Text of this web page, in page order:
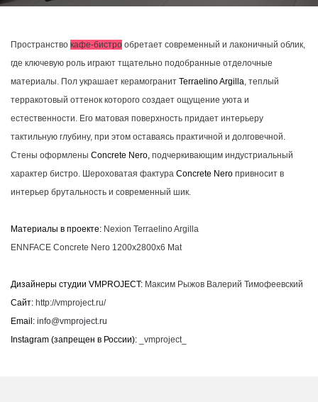
Пространство кафе-бистро обретает современный и лаконичный облик,
где ключевую роль играют тщательно подобранные отделочные
материалы. Пол украшает керамогранит Terraelino Argilla, теплый
терракотовый оттенок которого создает ощущение уюта и
естественности. Его матовая поверхность придает интерьеру
тактильную глубину, при этом оставаясь практичной и долговечной.
Стены оформлены Concrete Nero, подчеркивающим индустриальный
характер бистро. Шероховатая фактура Concrete Nero привносит в
интерьер брутальность и современный шик.
Материалы в проекте: Nexion Terraelino Argilla
ENNFACE Concrete Nero 1200х2800х6 Mat
Дизайнеры студии VMPROJECT: Максим Рыжов Валерий Тимофеевский
Сайт: http://vmproject.ru/
Email: info@vmproject.ru
Instagram (запрещен в России): _vmproject_